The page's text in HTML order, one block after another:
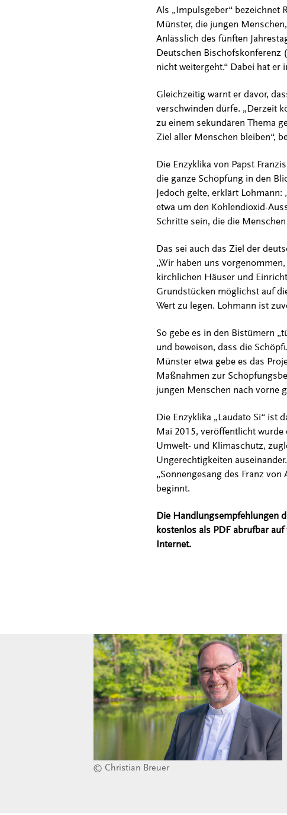
Als „Impulsgeber“ bezeichnet
Münster, die jungen
Anlässlich des fünften
Deutschen Bischofskonferenz
nicht weitergeht.“ Dabei hat er
Gleichzeitig warnt er davor,
verschwinden dürfe. „Derzeit
zu einem sekundären Thema
Ziel aller Menschen bleiben“,
Die Enzyklika von Papst
die ganze Schöpfung in den
Jedoch gelte, erklärt
etwa um den Kohlendioxid-
Schritte sein, die die
Das sei auch das Ziel der
„Wir haben uns
kirchlichen Häuser und
Grundstücken möglichst auf
Wert zu legen. Lohmann ist
So gebe es in den Bistümern
und beweisen, dass die
Münster etwa gebe es das
Maßnahmen zur
jungen Menschen nach vorne
Die Enzyklika „Laudato Si“ ist
Mai 2015, veröffentlicht wurde
Umwelt- und Klimaschutz,
Ungerechtigkeiten
„Sonnengesang des Franz
beginnt.
Die Handlungsempfehlungen
kostenlos als PDF abrufbar auf
Internet.
© Christian Breuer